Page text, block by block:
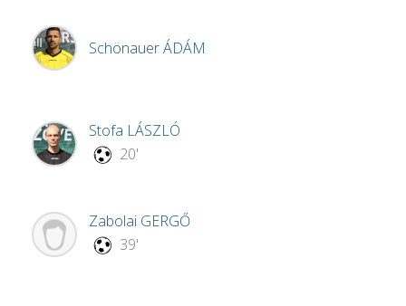
SchönauerÁDÁM
Stofa LÁSZLÓ
20'
Zabolai GERGŐ
39'